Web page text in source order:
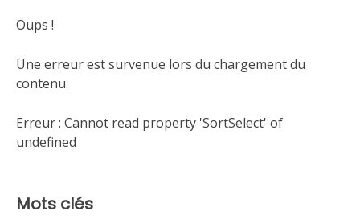
Oups !
Une erreur est survenue lors du chargement du
contenu.
Erreur : Cannot read property 'SortSelect' of
undefined
Mots clés